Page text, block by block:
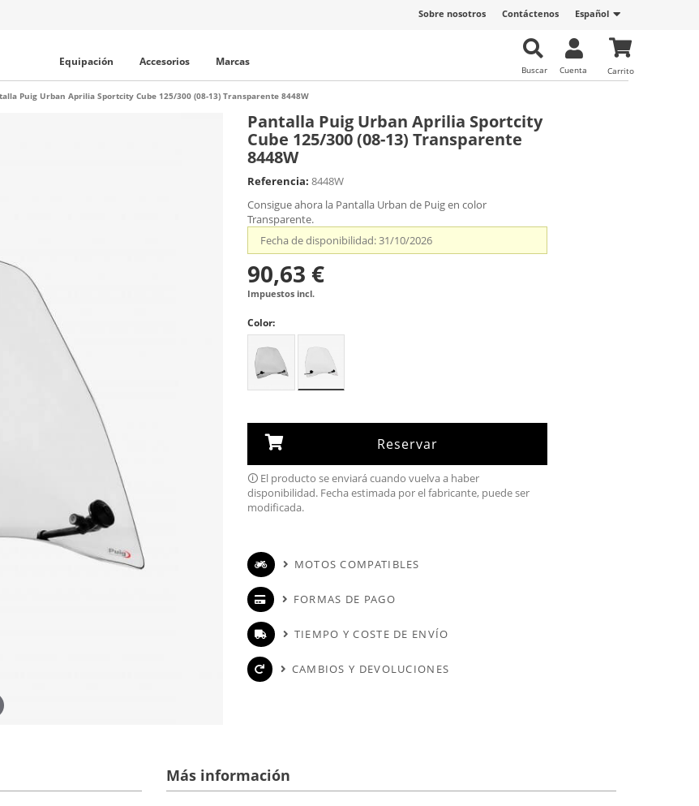
Español
Contáctenos
Sobre nosotros
Carrito
Cuenta
Buscar
Equipación Accesorios Marcas
Puig Urban Aprilia Sportcity Cube 125/300 (08-13) Transparente 8448W
Pantalla Puig Urban Aprilia Sportcity
Cube 125/300 (08-13) Transparente
8448W
Referencia: 8448W
Consigue ahora la Pantalla Urban de Puig en color
Transparente.
Fecha de disponibilidad:31/10/2026
90,63 €
Impuestos incl.
Color:
Reservar
🛈 El producto se enviará cuando vuelva a haber
disponibilidad. Fecha estimada por el fabricante, puede ser
modificada.
MOTOS COMPATIBLES
FORMAS DE PAGO
TIEMPO Y COSTE DE ENVÍO
CAMBIOS Y DEVOLUCIONES
Más información